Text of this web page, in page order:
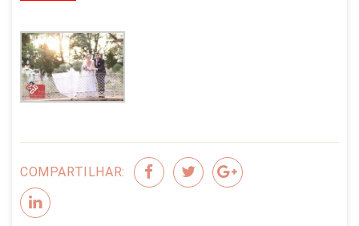
COMPARTILHAR: